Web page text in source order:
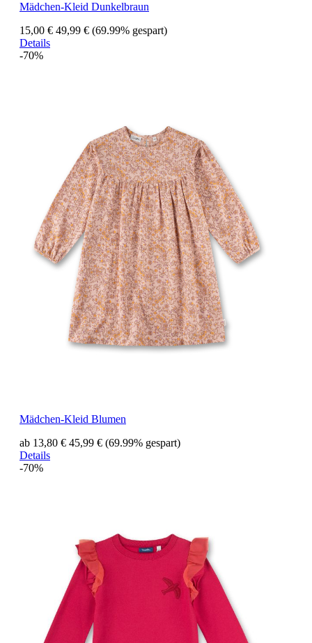
Mädchen-Kleid Dunkelbraun
15,00 € 49,99 € (69.99% gespart)
Details
-70%
Mädchen-Kleid Blumen
ab 13,80 € 45,99 € (69.99% gespart)
Details
-70%